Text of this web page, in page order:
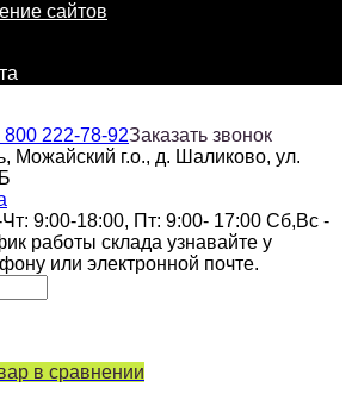
сайтов
800 222-78-92Заказать звонок
Можайский г.о., д. Шаликово, ул.
9:00-18:00, Пт: 9:00- 17:00 Сб,Вс -
работы склада узнавайте у
или электронной почте.
в сравнении